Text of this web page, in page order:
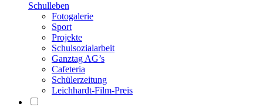
Schulleben
Fotogalerie
Sport
Projekte
Schulsozialarbeit
Ganztag AG’s
Cafeteria
Schülerzeitung
Leichhardt-Film-Preis